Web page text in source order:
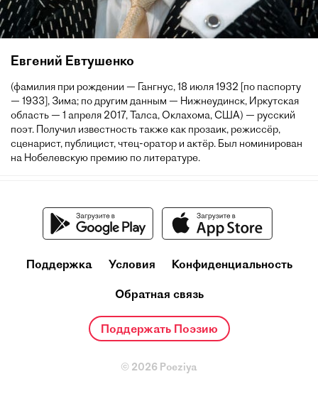
Евгений Евтушенко
(фамилия при рождении — Гангнус, 18 июля 1932 [по паспорту
— 1933], Зима; по другим данным — Нижнеудинск, Иркутская
область — 1 апреля 2017, Талса, Оклахома, США) — русский
поэт. Получил известность также как прозаик, режиссёр,
сценарист, публицист, чтец-оратор и актёр. Был номинирован
на Нобелевскую премию по литературе.
Поддержка Условия Конфиденциальность
Обратная связь
Поддержать Поэзию
© 2026 Poeziya